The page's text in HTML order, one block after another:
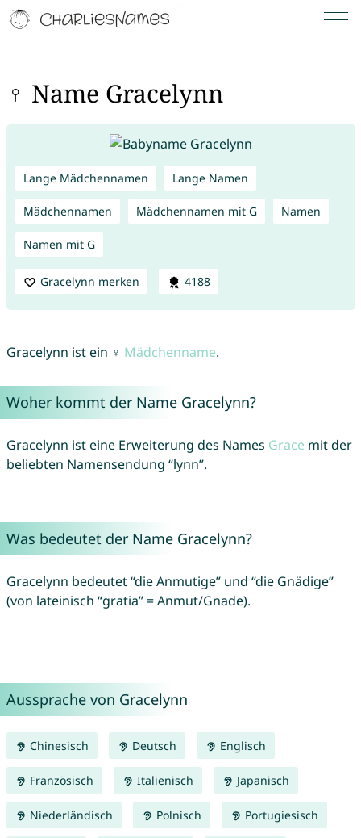
♀ Name Gracelynn
Lange Mädchennamen Lange Namen
Mädchennamen Mädchennamen mit G Namen
Namen mit G
Gracelynn merken 4188
Gracelynn ist ein ♀ Mädchenname.
Woher kommt der Name Gracelynn?
Gracelynn ist eine Erweiterung des Names Grace mit der
beliebten Namensendung “lynn”.
Was bedeutet der Name Gracelynn?
Gracelynn bedeutet “die Anmutige” und “die Gnädige”
(von lateinisch “gratia” = Anmut/Gnade).
Aussprache von Gracelynn
Chinesisch Deutsch Englisch
Französisch Italienisch Japanisch
Niederländisch Polnisch Portugiesisch